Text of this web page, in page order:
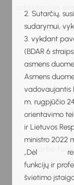
2. Sutarčių,
sudarymui,
3. vykdant
(BDAR 6
asmens
Asmens
vadovaujantis
m. rugpjūčio
orientavimo
ir Lietuvos
ministro 2022
„Dėl
funkcijų ir
švietimo
jūsų darbo
Valstybinis
t. t.
vieta.
jus
palydės iki
Darbo
drauge su
imsite